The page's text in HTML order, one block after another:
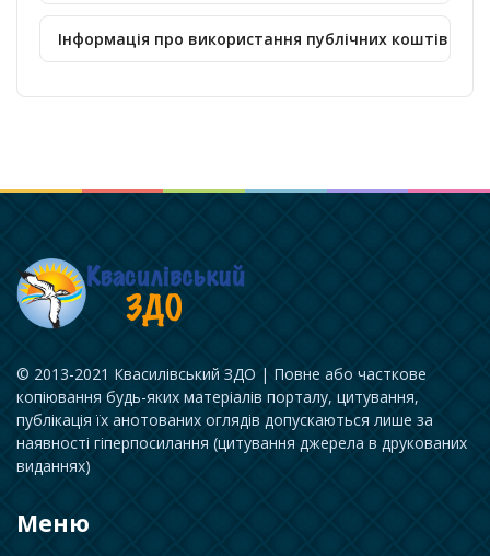
Інформація про використання публічних коштів
© 2013-2021 Квасилівський ЗДО | Повне або часткове
копіювання будь-яких матеріалів порталу, цитування,
публікація їх анотованих оглядів допускаються лише за
наявності гіперпосилання (цитування джерела в друкованих
виданнях)
Меню